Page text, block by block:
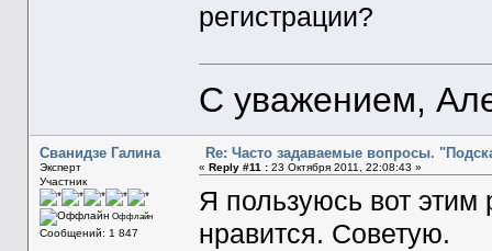
регистрации?
С уважением,
Сванидзе Галина
Эксперт
Участник
Оффлайн
Сообщений: 1 847
Re: Часто задаваемые вопросы.
« Reply #11 :23 Октября 2011, 22:08:43 »
Я пользуюсь вот
нравится. Советую.